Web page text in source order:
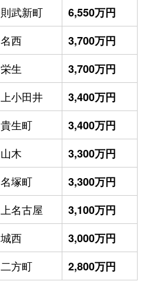
則武新町
6,550万円
名西
3,700万円
栄生
3,700万円
上小田井
3,400万円
貴生町
3,400万円
山木
3,300万円
名塚町
3,300万円
上名古屋
3,100万円
城西
3,000万円
二方町 2,800万円